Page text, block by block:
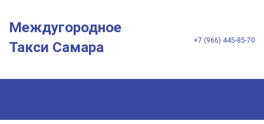
Междугородное
Такси Самара
+7 (966) 445-85-70